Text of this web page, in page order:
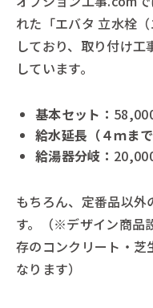
れた「エバタ 立水栓
しており、取り付け
しています。
基本セット：
給水延長（４ｍまで
給湯器分岐：
もちろん、定番品以外
す。（※デザイン商品
存のコンクリート・芝
なります）